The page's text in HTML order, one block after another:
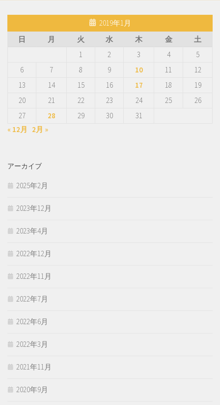
2019年1月
日
月 火 水 木 金
土
1
2 3 4
5
6
7 8 9 10 11
12
13
14 15 16 17 18
19
20
21 22 23 24 25
26
27
28 29 30
31
« 12月
2月 »
アーカイブ
2025年2月
2023年12月
2023年4月
2022年12月
2022年11月
2022年7月
2022年6月
2022年3月
2021年11月
2020年9月